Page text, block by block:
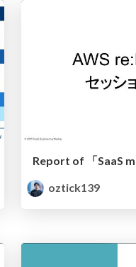
oztick139